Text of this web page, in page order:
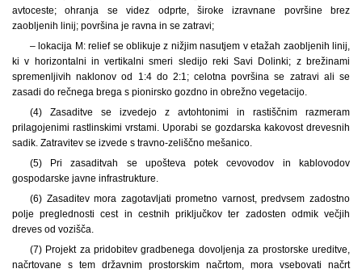
avtoceste; ohranja se videz odprte, široke izravnane površine brez
zaobljenih linij; površina je ravna in se zatravi;
– lokacija M: relief se oblikuje z nižjim nasutjem v etažah zaobljenih linij,
ki v horizontalni in vertikalni smeri sledijo reki Savi Dolinki; z brežinami
spremenljivih naklonov od 1:4 do 2:1; celotna površina se zatravi ali se
zasadi do rečnega brega s pionirsko gozdno in obrežno vegetacijo.
(4) Zasaditve se izvedejo z avtohtonimi in rastiščnim razmeram
prilagojenimi rastlinskimi vrstami. Uporabi se gozdarska kakovost drevesnih
sadik. Zatravitev se izvede s travno-zeliščno mešanico.
(5) Pri zasaditvah se upošteva potek cevovodov in kablovodov
gospodarske javne infrastrukture.
(6) Zasaditev mora zagotavljati prometno varnost, predvsem zadostno
polje preglednosti cest in cestnih priključkov ter zadosten odmik večjih
dreves od vozišča.
(7) Projekt za pridobitev gradbenega dovoljenja za prostorske ureditve,
načrtovane s tem državnim prostorskim načrtom, mora vsebovati načrt